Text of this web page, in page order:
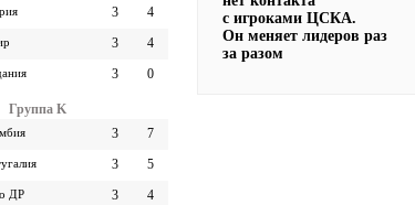
3 4
3 4
3 0
Группа K
3 7
3 5
ДР 3 4
с игроками ЦСКА.
Он меняет лидеров раз
за разом